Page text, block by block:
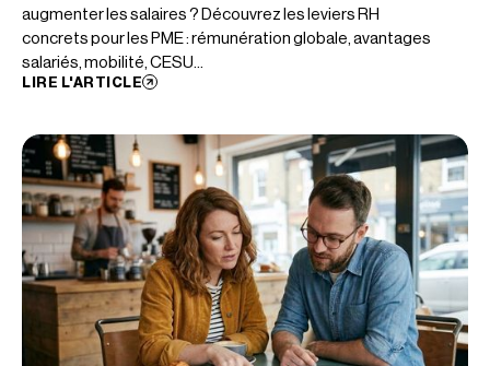
augmenter les salaires ? Découvrez les leviers RH
concrets pour les PME : rémunération globale, avantages
salariés, mobilité, CESU...
LIRE L'ARTICLE